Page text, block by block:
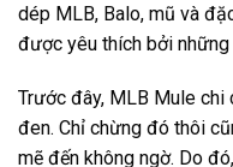
dép MLB, Balo, mũ và
được yêu thích bởi những
Trước đây, MLB Mule chi
đen. Chỉ chừng đó thôi
mẽ đến không ngờ. Do